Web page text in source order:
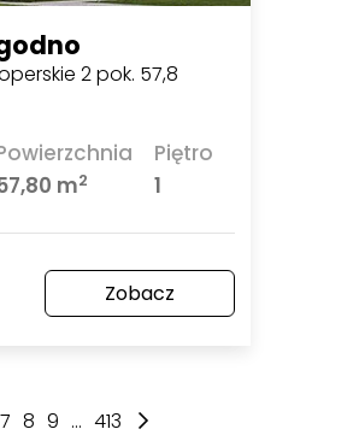
2 pok. 57,8
m2
Piętro
1
Zobacz
7 8 9 ... 413